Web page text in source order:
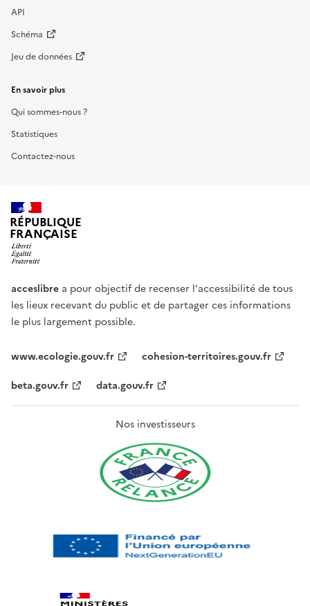
API
Schéma
Jeu de données
En savoir plus
Qui sommes-nous ?
Statistiques
Contactez-nous
RÉPUBLIQUE
FRANÇAISE
acceslibre a pour objectif de recenser l'accessibilité de tous
les lieux recevant du public et de partager ces informations
le plus largement possible.
www.ecologie.gouv.fr
cohesion-territoires.gouv.fr
beta.gouv.fr
data.gouv.fr
Nos investisseurs